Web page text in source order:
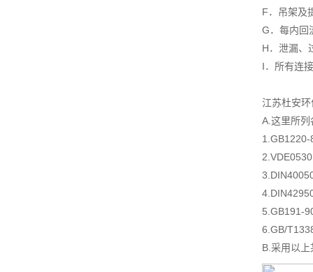
F．吊架及
G．每内回
H．泄漏、
I．所有连
江苏杜安
A.这里所
1.GB1220-
5.GB191-
6.GB/
B.采用以